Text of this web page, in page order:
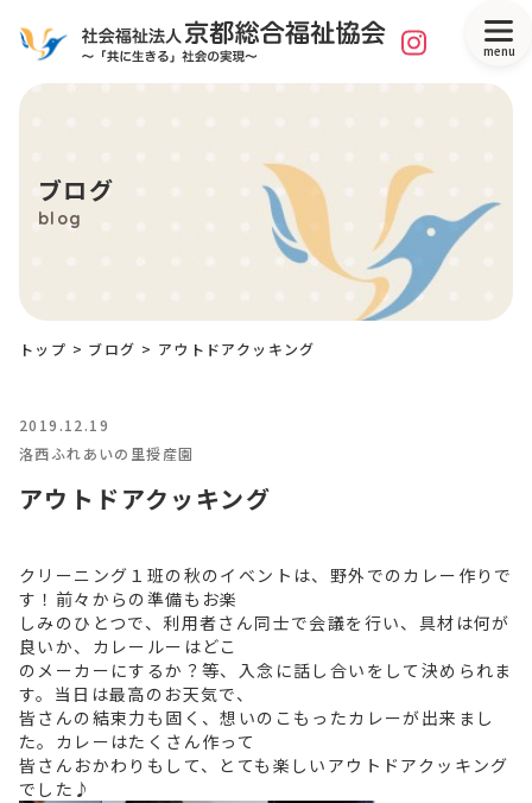
menu
ブログ
blog
トップ > ブログ > アウトドアクッキング
2019.12.19
洛西ふれあいの里授産園
アウトドアクッキング
クリーニング１班の秋のイベントは、野外でのカレー作りで
す！前々からの準備もお楽
しみのひとつで、利用者さん同士で会議を行い、具材は何が
良いか、カレールーはどこ
のメーカーにするか？等、入念に話し合いをして決められま
す。当日は最高のお天気で、
皆さんの結束力も固く、想いのこもったカレーが出来まし
た。カレーはたくさん作って
皆さんおかわりもして、とても楽しいアウトドアクッキング
でした♪